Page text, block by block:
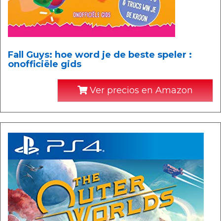
Fall Guys: hoe word je de beste speler :
onofficiële gids
Ver precios en Amazon